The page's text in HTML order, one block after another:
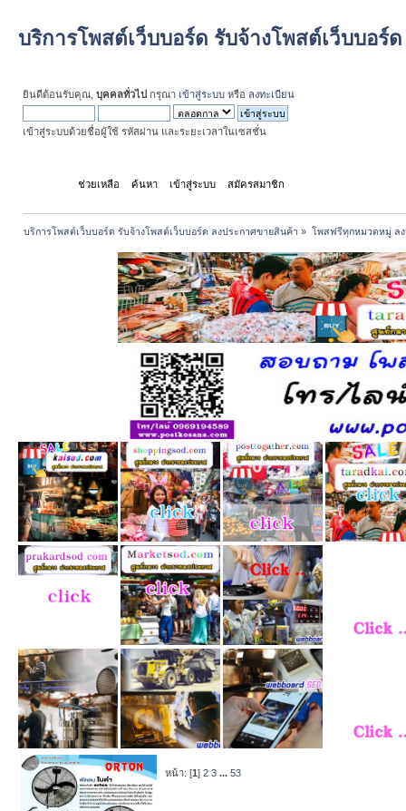
บริการโพสต์เว็บบอร์ด รับจ้างโพสต์เว็บบอร์
ยินดีต้อนรับคุณ, บุคคลทั่วไป กรุณา เข้าสู่ระบบ หรือ ลงทะเบียน
เข้าสู่ระบบด้วยชื่อผู้ใช้ รหัสผ่าน และระยะเวลาในเซสชั่น
ช่วยเหลือ ค้นหา เข้าสู่ระบบ สมัครสมาชิก
บริการโพสต์เว็บบอร์ด รับจ้างโพสต์เว็บบอร์ด ลงประกาศขายสินค้า » โพสฟรีทุกหมวดหมู่ ล
หน้า: [1]2 3 ...53